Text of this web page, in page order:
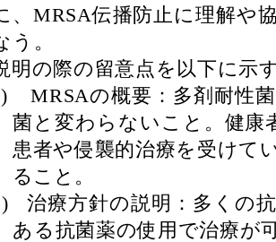
、 MRSA伝播防止に理解や
う。
明の際の留意点を以下に示
MRSAの概要：多剤耐性
菌と変わらないこと。 健康
患者や侵襲的治療を受けて
ること。
治療方針の説明：多くの
ある抗菌薬の使用で治療が